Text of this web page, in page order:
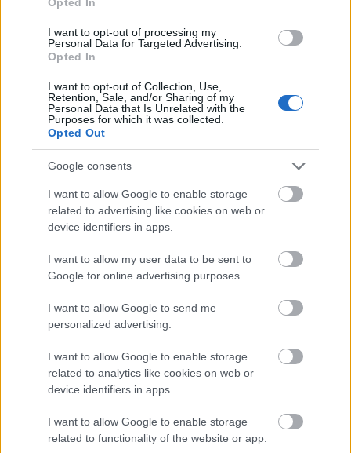
I want to opt-out of processing my
Personal Data for Targeted Advertising.
Opted In
I want to opt-out of Collection, Use,
Retention, Sale, and/or Sharing of my
Personal Data that Is Unrelated with the
Purposes for which it was collected.
Opted Out
Google consents
I want to allow Google to enable storage
related to advertising like cookies on web or
device identifiers in apps.
I want to allow my user data to be sent to
Google for online advertising purposes.
I want to allow Google to send me
personalized advertising.
I want to allow Google to enable storage
related to analytics like cookies on web or
device identifiers in apps.
I want to allow Google to enable storage
related to functionality of the website or app.
kitüntetések mellett a látogató
megismerheti, milyen felszereléssel harcolt
pilótaként az I. világháborúban Magyar
Sándor és Endresz György. Az Osztrák-
Magyar Monarchia légiflottáját az antant
haderő leszerelte, ezért is számít
különlegességnek egy I. világháborús harci
gép függőleges vezérsíkja - emelte ki Reider
Mónika.
Repülőgépdarabok a következő vitrinben is
találhatók, a Justice for Hungary maradványai
azonban már Endresz György tragikus
előkészületeit, a mátyásföldi várakozás
pillanatait és a pilóták ünneplését a tablók
számos fotográfiával idézik fel, de érdekes a
rövidesen kibontakozó kultusz számos
emléke is.
A 80 éves a magyar óceánrepülés című
kamarakiállítás augusztus 14-ig látogatható
Forrás: MTI